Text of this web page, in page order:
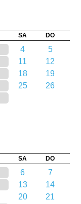
SA DO
4
5
11
12
18
19
25
26
SA DO
6
7
13
14
20
21